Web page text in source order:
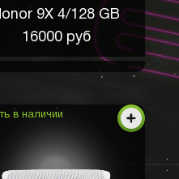
9X 4/128 GB
16000 руб
в наличии